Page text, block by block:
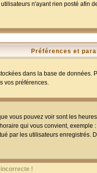
n'ayant rien posté
Préférences et
dans la base de données.
vos préférences.
vous pouvez voir sont les
qui vous convient,
par les utilisateurs
!